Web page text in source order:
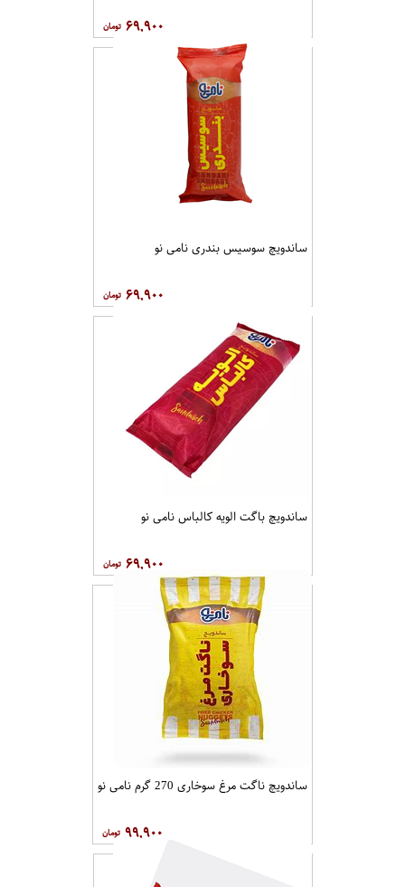
۶۹,۹۰۰
ساندویچ سوسیس بندری نامی نو
۶۹,۹۰۰
ساندویچ باگت الویه کالباس نامی نو
۶۹,۹۰۰
ساندویچ ناگت مرغ سوخاری 270 گرم نامی نو
۹۹,۹۰۰